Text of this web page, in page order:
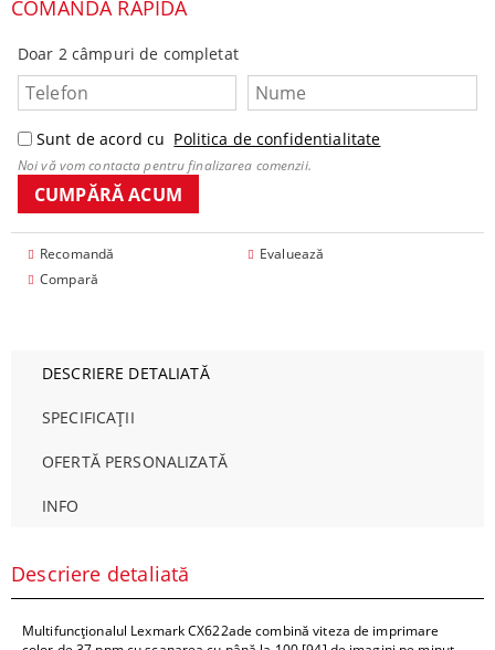
COMANDĂ RAPIDĂ
Doar 2 câmpuri de completat
Sunt de acord cu Politica de confidentialitate
Noi vă vom contacta pentru finalizarea comenzii.
Recomandă
Evaluează
Compară
DESCRIERE DETALIATĂ
SPECIFICAȚII
OFERTĂ PERSONALIZATĂ
INFO
Descriere detaliată
Multifuncţionalul Lexmark CX622ade combină viteza de imprimare